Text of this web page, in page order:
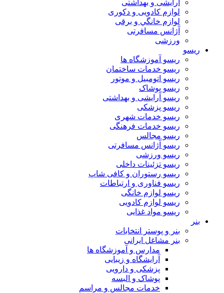
آرایشی و بهداشتی
لوازم کادویی و دکوری
لوازم خانگي و برقی
آژانس مسافرتی
ورزشی
ریسو
ریسو آموزشگاه ها
ریسو خدمات ساختمان
ریسو اتومبیل و موتور
ریسو پوشاک
ریسو آرایشی و بهداشتی
ریسو پزشکی
ریسو خدمات شهری
ریسو خدمات فرهنگی
ریسو مجالس
ریسو آژانس مسافرتی
ریسو ورزشی
ریسو تزئینات داخلی
ریسو رستوران و کافی شاپ
ریسو فناوری و ارتباطات
ریسو لوازم خانگی
ریسو لوازم کادویی
ریسو مواد غذایی
بنر
بنر و پوستر انتخابات
بنر مشاغل ایرانی
مدارس و آموزشگاه ها
آرایشگاه و زیبایی
پزشکی و دارویی
پوشاک و البسه
خدمات مجالس و مراسم